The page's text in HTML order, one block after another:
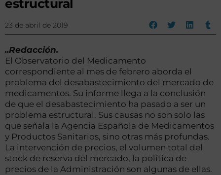
estructural
23 de abril de 2019
..Redacción.
El Observatorio del Medicamento
correspondiente al mes de febrero aborda el
problema del desabastecimiento del mercado de
medicamentos. Su informe llega a la conclusión
de que el desabastecimiento ha pasado a ser un
problema estructural. Sus causas no son solo las
que señala la Agencia Española de Medicamentos
y Productos Sanitarios, sino otras más profundas.
La intervención de precios, el volumen total del
stock de reserva del mercado, la política de
precios de la Administración son algunas de ellas.